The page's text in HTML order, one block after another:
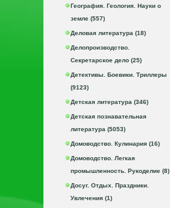
География. Геология. Науки о
земле (557)
Деловая литература (18)
Делопроизводство.
Секретарское дело (25)
Детективы. Боевики. Триллеры
(9123)
Детская литература (346)
Детская познавательная
литература (5053)
Домоводство. Кулинария (16)
Домоводство. Легкая
промышленность. Рукоделие (8)
Досуг. Отдых. Праздники.
Увлечения (1)